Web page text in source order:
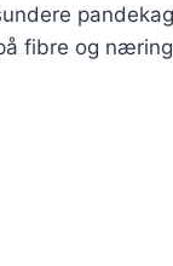
fibre og